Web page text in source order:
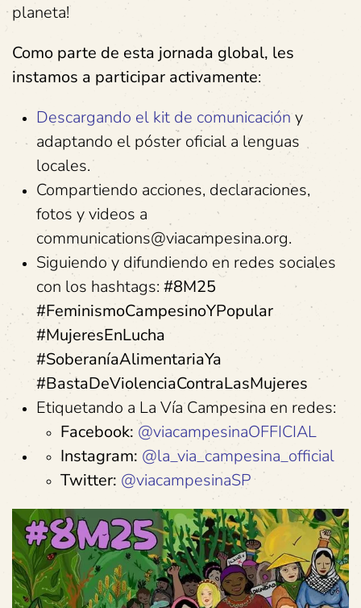
planeta!
Como parte de esta jornada global, les
instamos a participar activamente:
Descargando el kit de comunicación y
adaptando el póster oficial a lenguas
locales.
Compartiendo acciones, declaraciones,
fotos y videos a
communications@viacampesina.org.
Siguiendo y difundiendo en redes sociales
con los hashtags: #8M25
#FeminismoCampesinoYPopular
#MujeresEnLucha
#SoberaníaAlimentariaYa
#BastaDeViolenciaContraLasMujeres
Etiquetando a La Vía Campesina en redes:
Facebook: @viacampesinaOFFICIAL
Instagram: @la_via_campesina_official
Twitter: @viacampesinaSP